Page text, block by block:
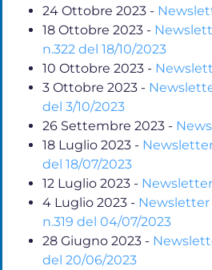
24 Ottobre 2023 -
18 Ottobre 2023 -
n.322 del 18/10/2023
10 Ottobre 2023 -
3 Ottobre 2023 -
del 3/10/2023
26 Settembre 2023 -
18 Luglio 2023 -
del 18/07/2023
12 Luglio 2023 -
4 Luglio 2023 -
n.319 del 04/07/2023
28 Giugno 2023 -
del 20/06/2023